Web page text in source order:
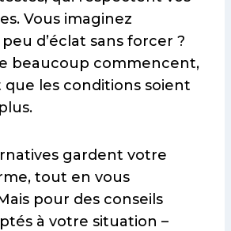
Vous imaginez
d’éclat sans forcer ?
beaucoup commencent,
les conditions soient
gardent votre
tout en vous
pour des conseils
à votre situation –